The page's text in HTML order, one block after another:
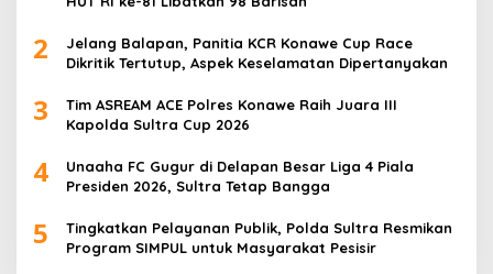
2
Jelang Balapan, Panitia KCR Konawe Cup Race
Dikritik Tertutup, Aspek Keselamatan Dipertanyakan
3
Tim ASREAM ACE Polres Konawe Raih Juara III
Kapolda Sultra Cup 2026
4
Unaaha FC Gugur di Delapan Besar Liga 4 Piala
Presiden 2026, Sultra Tetap Bangga
5
Tingkatkan Pelayanan Publik, Polda Sultra Resmikan
Program SIMPUL untuk Masyarakat Pesisir